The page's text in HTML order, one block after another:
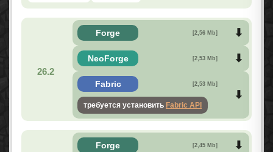
26.2
Forge [2,56 Mb]
NeoForge [2,53 Mb]
Fabric [2,53 Mb]
требуется установить Fabric API
Forge [2,45 Mb]